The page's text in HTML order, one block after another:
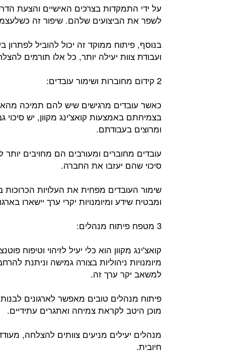
על ידי התמקדות בצרכים האישיים והצעת
לשפר את הביצועים שלהם. שיפור זה
בנוסף, פיתוח ממוקד זה יכול להוביל
ועבודת צוות יעילה יותר, כל אלו תורמים
2 קידום מחוברות ושימור עובדים:
כאשר עובדים מרגישים שיש להם תמיכה
בצמיחתם באמצעות קואצ'ינג מקוון, יש סיכוי
ומרוצים בעבודתם.
עובדים מחוברים ומעורבים הם מחויבים יותר
סיכוי שהם יעזבו את החברה.
שימור העובדים מפחית את העלויות הכרוכות
ומבטיח שידע ומיומנויות יקרי ערך יישארו
3 מטפח פיתוח מנהלים:
קואצ'ינג מקוון הוא כלי יעיל לזיהוי וטיפוח
מיומנויות ניהוליות בצורה גמישה וניתנת
למשאב יקר ערך זה.
פיתוח מנהלים טובים מאפשר לארגונים
מוכן היטב לקראת צמיחה ואתגרים עתידיים.
מנהלים יעילים מניעים צוותים להצלחה,
חיובית.